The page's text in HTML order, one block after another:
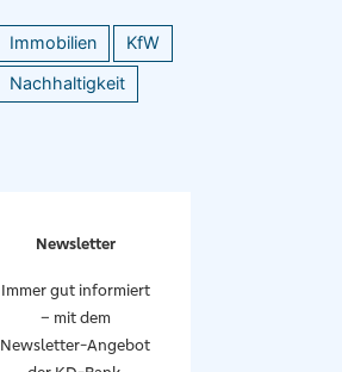
Immobilien
KfW
Nachhaltigkeit
Newsletter
Immer gut informiert
– mit dem
Newsletter-Angebot